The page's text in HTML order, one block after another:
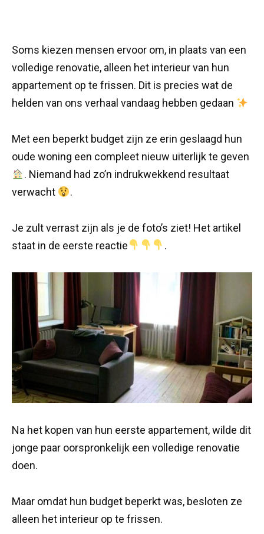
Soms kiezen mensen ervoor om, in plaats van een
volledige renovatie, alleen het interieur van hun
appartement op te frissen. Dit is precies wat de
helden van ons verhaal vandaag hebben gedaan
Met een beperkt budget zijn ze erin geslaagd hun
oude woning een compleet nieuw uiterlijk te geven
. Niemand had zo’n indrukwekkend resultaat
verwacht
.
Je zult verrast zijn als je de foto’s ziet! Het artikel
staat in de eerste reactie
.
Na het kopen van hun eerste appartement, wilde dit
jonge paar oorspronkelijk een volledige renovatie
doen.
Maar omdat hun budget beperkt was, besloten ze
alleen het interieur op te frissen.